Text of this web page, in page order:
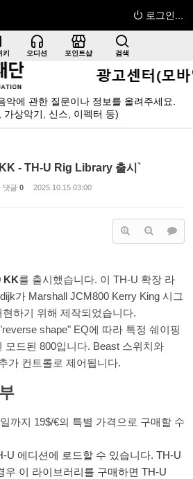
로그인...
오디션 포인트샵 검색
악에 관한 질문이나 정보를 올려주세요.
가상악기, 신스, 이펙터 등)
- TH-U Rig Library 출시`
댓글 0 2025.10.15 03:00
KK를 출시했습니다. 이 TH-U 확장 라
가 Marshall JCM800 Kerry King 시그
하기 위해 제작되었습니다.
shape" EQ에 따라 특정 쉐이핑
모드된 800입니다. Beast 스위치와
가 컨트롤로 제어됩니다.
까지 19$/€의 특별 가격으로 구매할 수
U 에디션에 로드할 수 있습니다. TH-U
우 이 라이브러리를 구매하면 TH-U
스케치북5
스케치북5